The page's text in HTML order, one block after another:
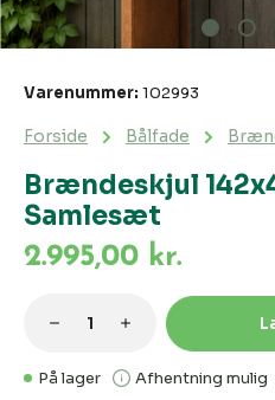
Brændeskjul
Samlesæt
Forside Bålfade
Varenummer: 102993
2.995,00 kr.
På lager Afhentning mulig
Produktmængde: